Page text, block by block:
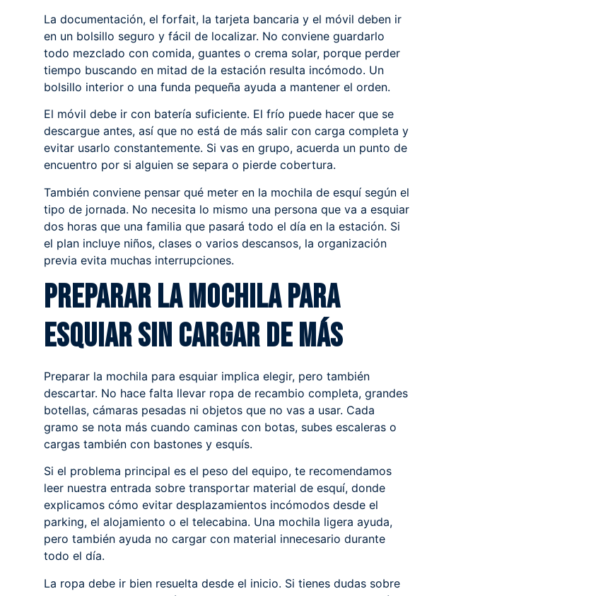
La documentación, el forfait, la tarjeta bancaria y el móvil deben ir
en un bolsillo seguro y fácil de localizar. No conviene guardarlo
todo mezclado con comida, guantes o crema solar, porque perder
tiempo buscando en mitad de la estación resulta incómodo. Un
bolsillo interior o una funda pequeña ayuda a mantener el orden.
El móvil debe ir con batería suficiente. El frío puede hacer que se
descargue antes, así que no está de más salir con carga completa y
evitar usarlo constantemente. Si vas en grupo, acuerda un punto de
encuentro por si alguien se separa o pierde cobertura.
También conviene pensar qué meter en la mochila de esquí según el
tipo de jornada. No necesita lo mismo una persona que va a esquiar
dos horas que una familia que pasará todo el día en la estación. Si
el plan incluye niños, clases o varios descansos, la organización
previa evita muchas interrupciones.
Preparar la mochila para
esquiar sin cargar de más
Preparar la mochila para esquiar implica elegir, pero también
descartar. No hace falta llevar ropa de recambio completa, grandes
botellas, cámaras pesadas ni objetos que no vas a usar. Cada
gramo se nota más cuando caminas con botas, subes escaleras o
cargas también con bastones y esquís.
Si el problema principal es el peso del equipo, te recomendamos
leer nuestra entrada sobre transportar material de esquí, donde
explicamos cómo evitar desplazamientos incómodos desde el
parking, el alojamiento o el telecabina. Una mochila ligera ayuda,
pero también ayuda no cargar con material innecesario durante
todo el día.
La ropa debe ir bien resuelta desde el inicio. Si tienes dudas sobre